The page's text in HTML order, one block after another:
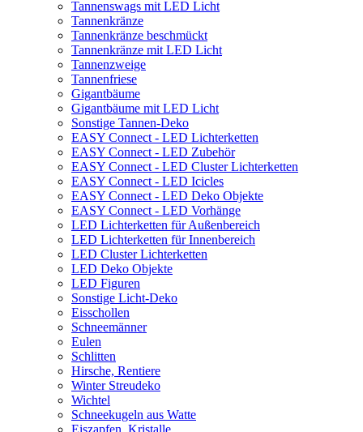
Tannenswags mit LED Licht
Tannenkränze
Tannenkränze beschmückt
Tannenkränze mit LED Licht
Tannenzweige
Tannenfriese
Gigantbäume
Gigantbäume mit LED Licht
Sonstige Tannen-Deko
EASY Connect - LED Lichterketten
EASY Connect - LED Zubehör
EASY Connect - LED Cluster Lichterketten
EASY Connect - LED Icicles
EASY Connect - LED Deko Objekte
EASY Connect - LED Vorhänge
LED Lichterketten für Außenbereich
LED Lichterketten für Innenbereich
LED Cluster Lichterketten
LED Deko Objekte
LED Figuren
Sonstige Licht-Deko
Eisschollen
Schneemänner
Eulen
Schlitten
Hirsche, Rentiere
Winter Streudeko
Wichtel
Schneekugeln aus Watte
Eiszapfen, Kristalle